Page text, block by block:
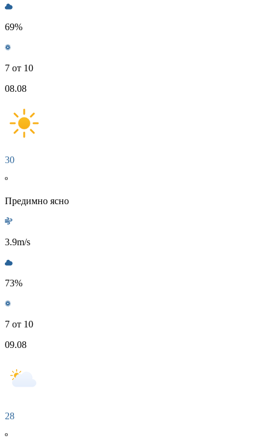
69%
7 от 10
08.08
30
º
Предимно ясно
3.9m/s
73%
7 от 10
09.08
28
º